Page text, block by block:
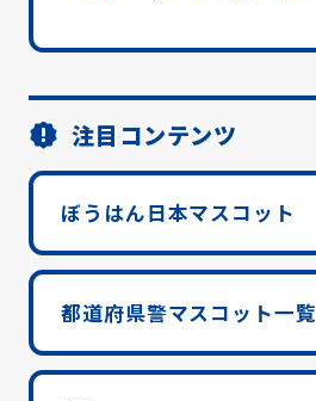
注目コンテンツ
ぼうはん日本マスコット
都道府県警マスコット一覧